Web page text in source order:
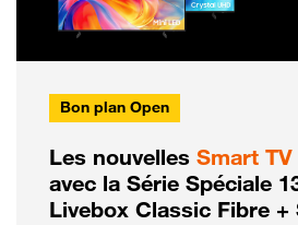
Bon plan Open
Les nouvelles Smart
avec la Série Spéciale
Livebox Classic Fibre +